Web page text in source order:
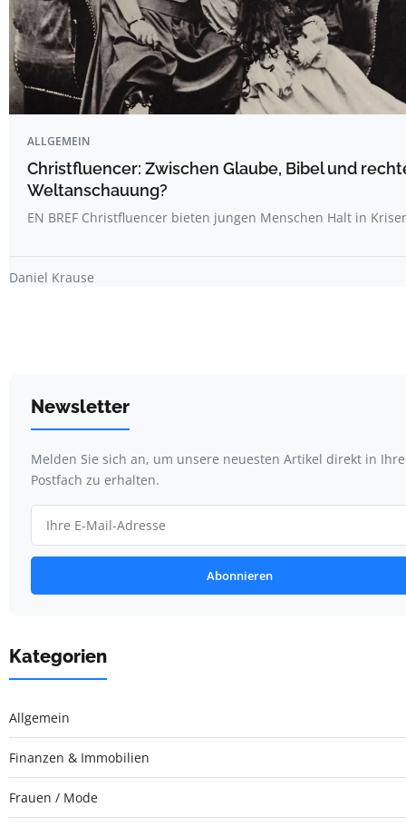
ALLGEMEIN
Christfluencer: Zwischen Glaube, Bibel und
Weltanschauung?
EN BREF Christfluencer bieten jungen Menschen Halt in
Daniel Krause
Newsletter
Melden Sie sich an, um unsere neuesten Artikel direkt in
Postfach zu erhalten.
Abonnieren
Kategorien
Allgemein
Finanzen & Immobilien
Frauen / Mode